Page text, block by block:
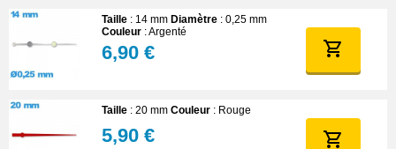
Taille : 14 mm Diamètre : 0,25 mm
Couleur : Argenté
6,90 €
Taille : 20 mm Couleur : Rouge
5,90 €